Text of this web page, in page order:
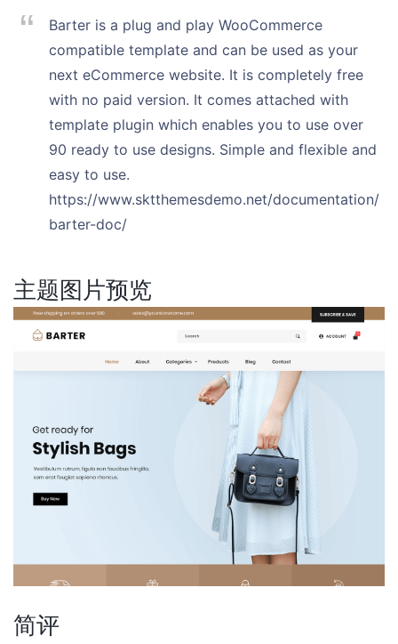
Barter is a plug and play WooCommerce
compatible template and can be used as your
next eCommerce website. It is completely free
with no paid version. It comes attached with
template plugin which enables you to use over
90 ready to use designs. Simple and flexible and
easy to use.
https://www.sktthemesdemo.net/documentation/
barter-doc/
主题图片预览
简评